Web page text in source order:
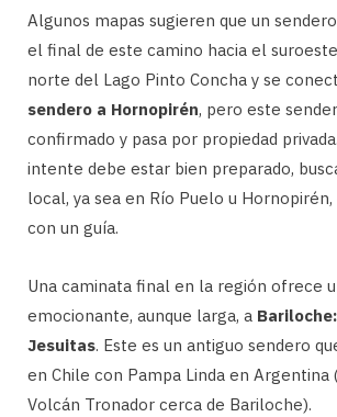
Algunos mapas sugieren que un
el final de este camino hacia el
norte del Lago Pinto Concha y se
sendero a Hornopirén, pero este
confirmado y pasa por propiedad
intente debe estar bien preparado,
local, ya sea en Río Puelo u
con un guía.
Una caminata final en la región ofrece
emocionante, aunque larga, a
Jesuitas. Este es un antiguo sendero
en Chile con Pampa Linda en Argentina
Volcán Tronador cerca de Bariloche).